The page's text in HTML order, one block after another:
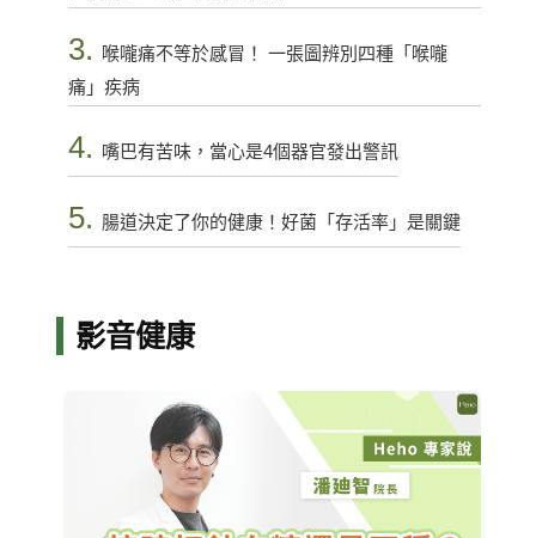
3.
喉嚨痛不等於感冒！ 一張圖辨別四種「喉嚨
痛」疾病
4. 嘴巴有苦味，當心是4個器官發出警訊
5. 腸道決定了你的健康！好菌「存活率」是關鍵
影音健康